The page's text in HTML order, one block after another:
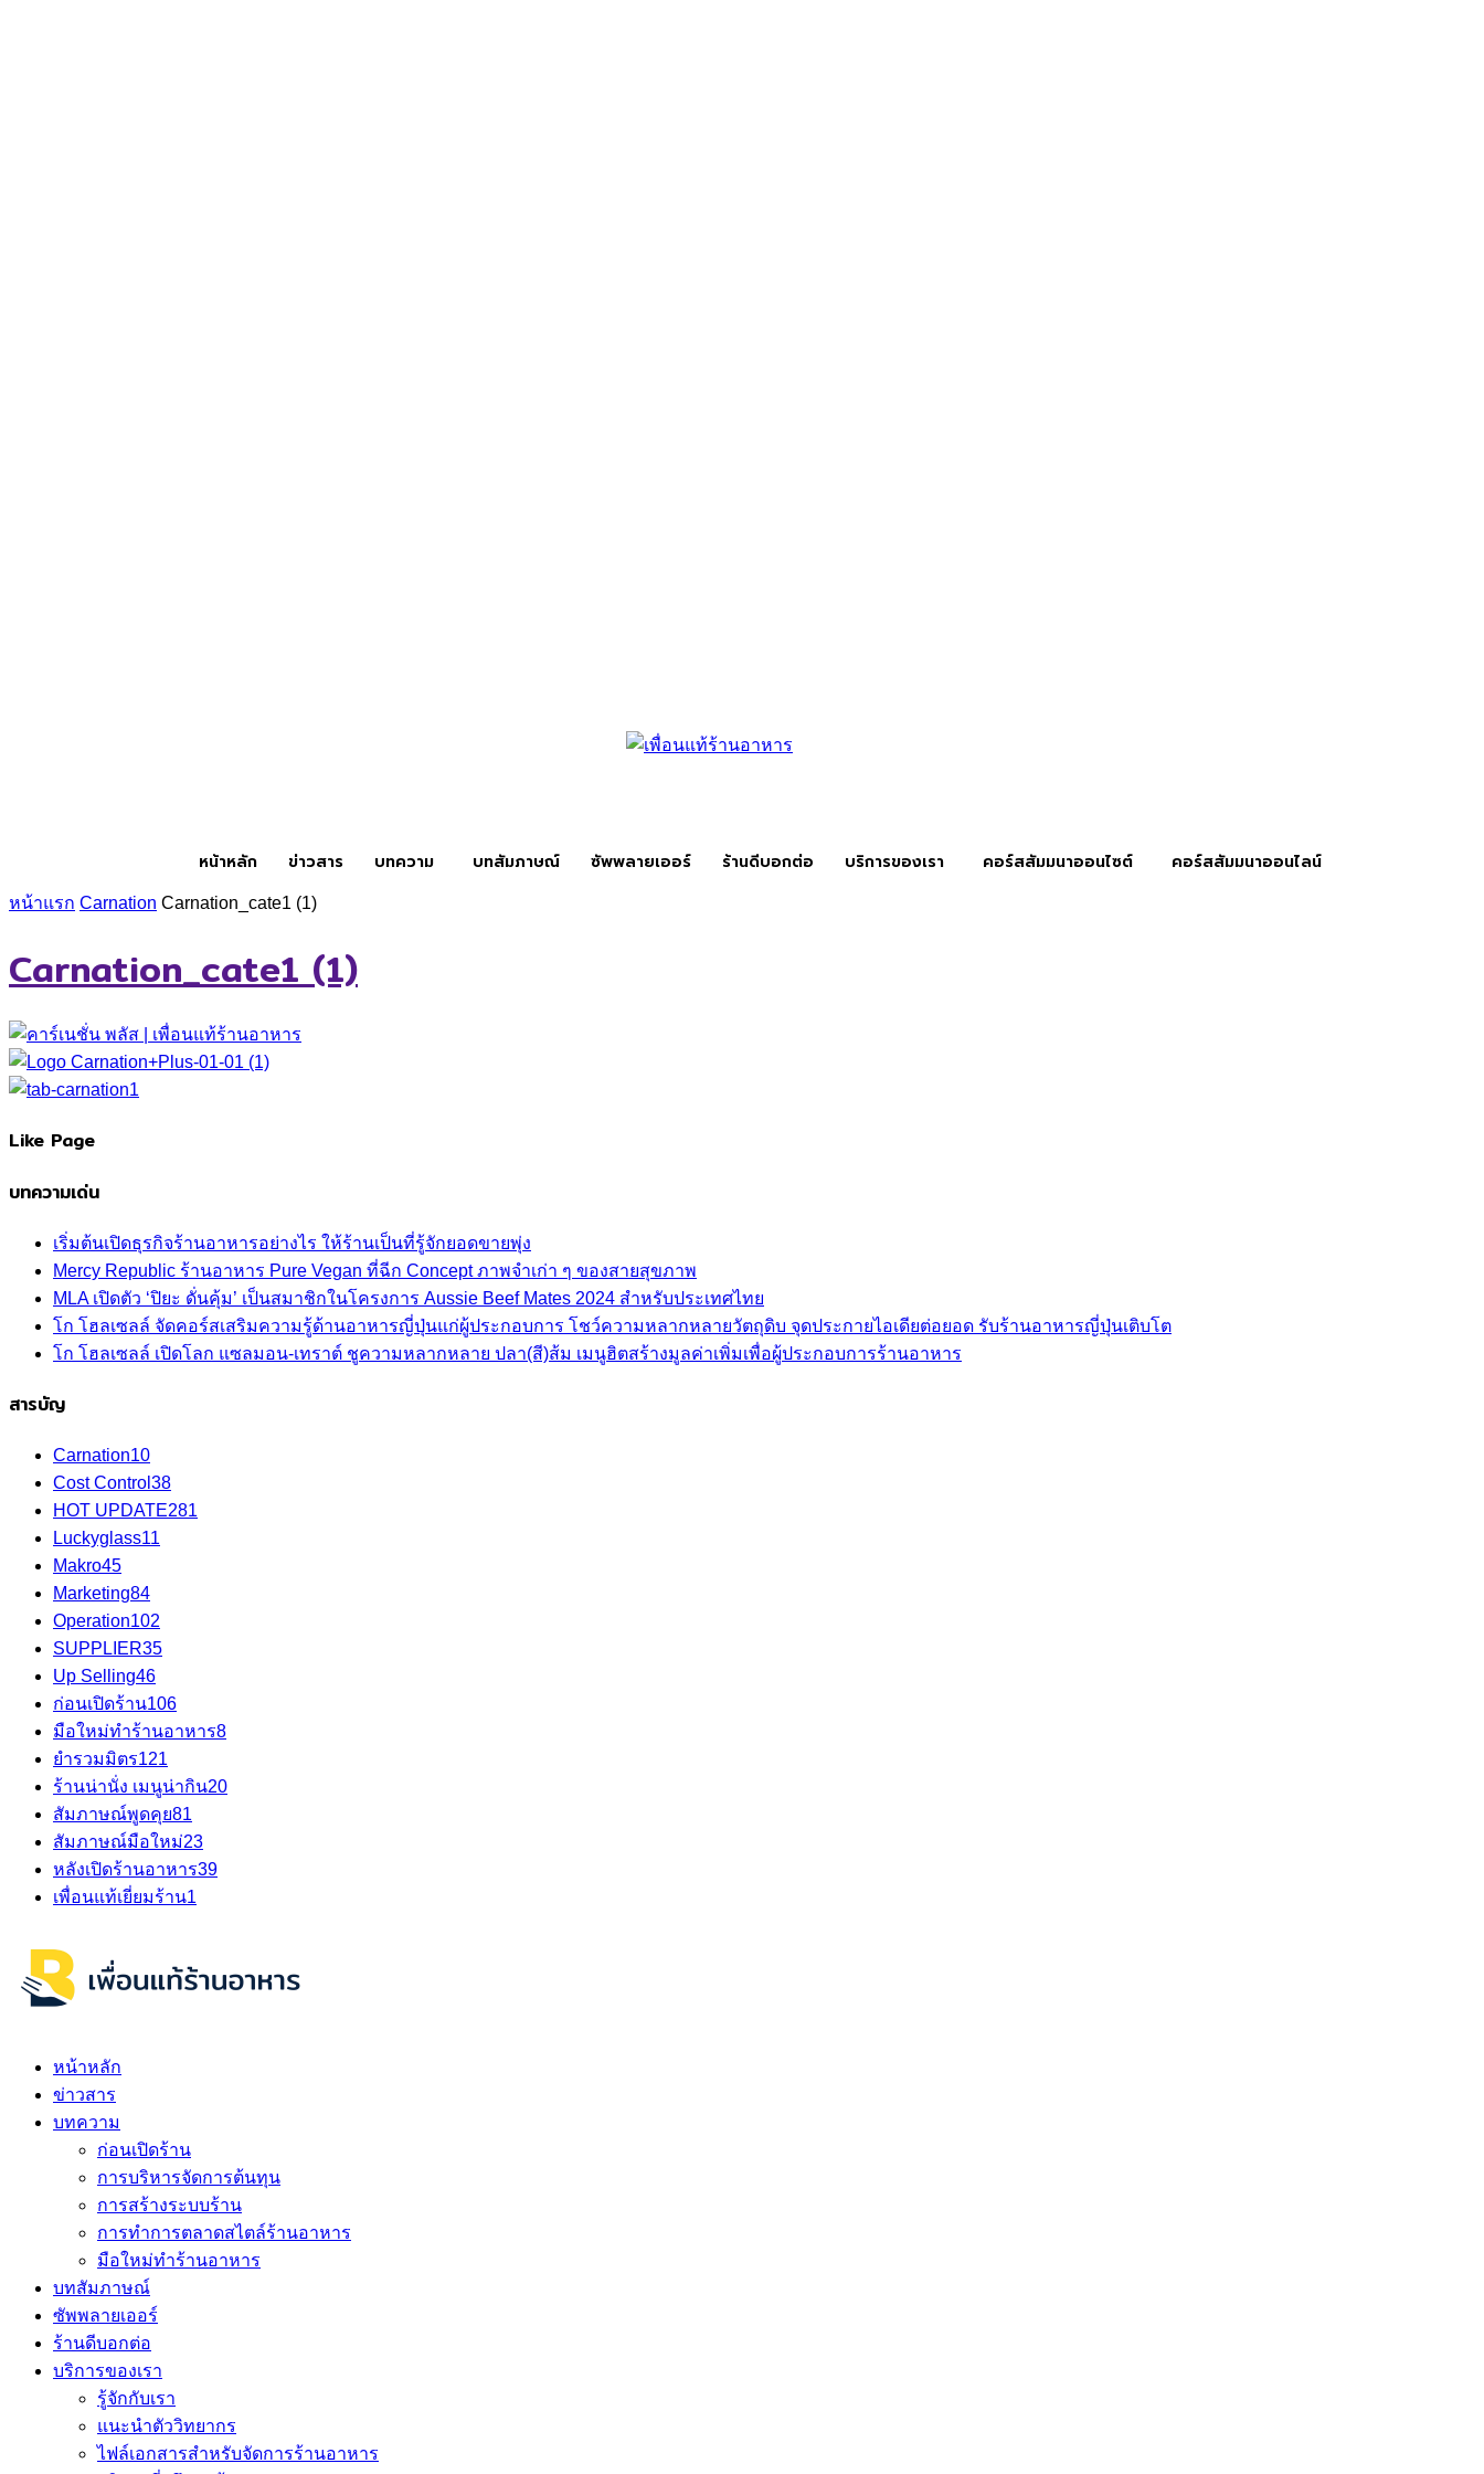
หน้าหลัก ข่าวสาร บทความ บทสัมภาษณ์ ซัพพลายเออร์ ร้านดีบอกต่อ บริการของเรา คอร์สสัมมนาออนไซต์ คอร์สสัมมนาออนไลน์
หน้าแรก Carnation Carnation_cate1 (1)
Carnation_cate1 (1)
Like Page
บทความเด่น
เริ่มต้นเปิดธุรกิจร้านอาหารอย่างไร ให้ร้านเป็นที่รู้จักยอดขายพุ่ง
Mercy Republic ร้านอาหาร Pure Vegan ที่ฉีก Concept ภาพจำเก่า ๆ ของสายสุขภาพ
MLA เปิดตัว ‘ปิยะ ดั่นคุ้ม’ เป็นสมาชิกในโครงการ Aussie Beef Mates 2024 สำหรับประเทศไทย
โก โฮลเซลล์ จัดคอร์สเสริมความรู้ด้านอาหารญี่ปุ่นแก่ผู้ประกอบการ โชว์ความหลากหลายวัตถุดิบ จุดประกายไอเดียต่อยอด รับร้านอาหารญี่ปุ่นเติบโต
โก โฮลเซลล์ เปิดโลก แซลมอน-เทราต์ ชูความหลากหลาย ปลา(สี)ส้ม เมนูฮิตสร้างมูลค่าเพิ่มเพื่อผู้ประกอบการร้านอาหาร
สารบัญ
Carnation10
Cost Control 38
HOT UPDATE281
Luckyglass11
Makro45
Marketing84
Operation102
SUPPLIER35
Up Selling46
ก่อนเปิดร้าน106
มือใหม่ทำร้านอาหาร8
ยำรวมมิตร121
ร้านน่านั่ง เมนูน่ากิน20
สัมภาษณ์พูดคุย81
สัมภาษณ์มือใหม่23
หลังเปิดร้านอาหาร39
เพื่อนแท้เยี่ยมร้าน1
หน้าหลัก
ข่าวสาร
บทความ
ก่อนเปิดร้าน
การบริหารจัดการต้นทุน
การสร้างระบบร้าน
การทำการตลาดสไตล์ร้านอาหาร
มือใหม่ทำร้านอาหาร
บทสัมภาษณ์
ซัพพลายเออร์
ร้านดีบอกต่อ
บริการของเรา
รู้จักกับเรา
แนะนำตัววิทยากร
ไฟล์เอกสารสำหรับจัดการร้านอาหาร